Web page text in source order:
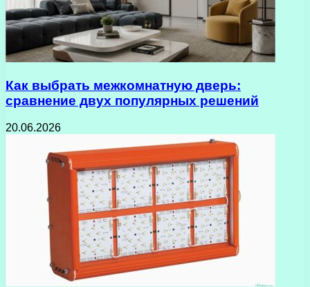
Как выбрать межкомнатную дверь:
сравнение двух популярных решений
20.06.2026